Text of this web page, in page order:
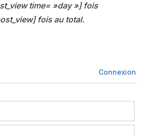
time= »day »] fois
fois au total.
Connexion